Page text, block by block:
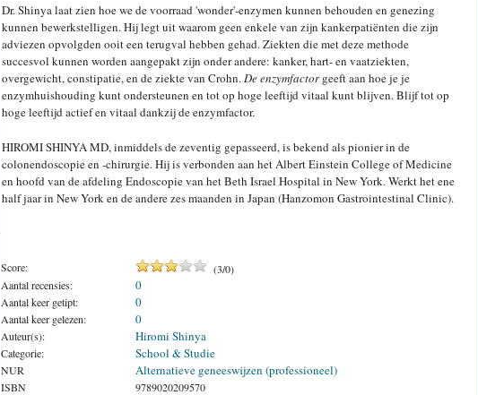
Dr. Shinya laat zien hoe we de voorraad 'wonder'-enzymen kunnen behouden en genezing
kunnen bewerkstelligen. Hij legt uit waarom geen enkele van zijn kankerpatiënten die zijn
adviezen opvolgden ooit een terugval hebben gehad. Ziekten die met deze methode
succesvol kunnen worden aangepakt zijn onder andere: kanker, hart- en vaatziekten,
overgewicht, constipatie, en de ziekte van Crohn.De enzymfactorgeeft aan hoe je je
enzymhuishouding kunt ondersteunen en tot op hoge leeftijd vitaal kunt blijven. Blijf tot op
hoge leeftijd actief en vitaal dankzij de enzymfactor.
HIROMI SHINYA MD, inmiddels de zeventig gepasseerd, is bekend als pionier in de
colonendoscopie en -chirurgie. Hij is verbonden aan het Albert Einstein College of Medicine
en hoofd van de afdeling Endoscopie van het Beth Israel Hospital in New York. Werkt het ene
half jaar in New York en de andere zes maanden in Japan (Hanzomon Gastrointestinal Clinic).
Score: (3/0)
Aantal recensies:
0
Aantal keer getipt: 0
Aantal keer gelezen: 0
Auteur(s): Hiromi Shinya
Categorie: School & Studie
NUR Alternatieve geneeswijzen (professioneel)
ISBN 9789020209570